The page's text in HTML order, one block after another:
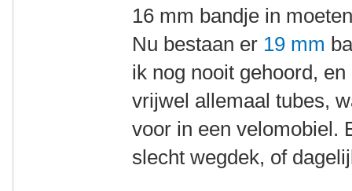
16 mm bandje in
Nu bestaan er 19 mm
ik nog nooit gehoord,
vrijwel allemaal tubes,
voor in een velomobiel.
slecht wegdek, of